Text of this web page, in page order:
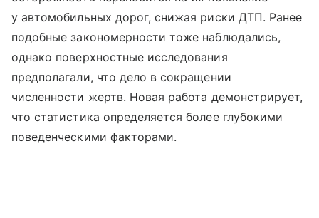
у автомобильных дорог, снижая риски ДТП. Ранее
подобные закономерности тоже наблюдались,
однако поверхностные исследования
предполагали, что дело в сокращении
численности жертв. Новая работа демонстрирует,
что статистика определяется более глубокими
поведенческими факторами.